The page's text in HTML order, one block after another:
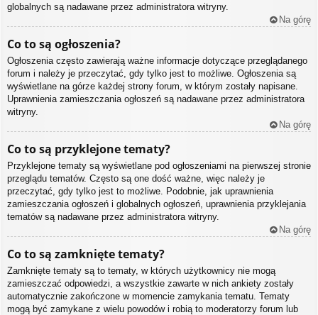
globalnych są nadawane przez administratora witryny.
Na górę
Co to są ogłoszenia?
Ogłoszenia często zawierają ważne informacje dotyczące przeglądanego
forum i należy je przeczytać, gdy tylko jest to możliwe. Ogłoszenia są
wyświetlane na górze każdej strony forum, w którym zostały napisane.
Uprawnienia zamieszczania ogłoszeń są nadawane przez administratora
witryny.
Na górę
Co to są przyklejone tematy?
Przyklejone tematy są wyświetlane pod ogłoszeniami na pierwszej stronie
przeglądu tematów. Często są one dość ważne, więc należy je
przeczytać, gdy tylko jest to możliwe. Podobnie, jak uprawnienia
zamieszczania ogłoszeń i globalnych ogłoszeń, uprawnienia przyklejania
tematów są nadawane przez administratora witryny.
Na górę
Co to są zamknięte tematy?
Zamknięte tematy są to tematy, w których użytkownicy nie mogą
zamieszczać odpowiedzi, a wszystkie zawarte w nich ankiety zostały
automatycznie zakończone w momencie zamykania tematu. Tematy
mogą być zamykane z wielu powodów i robią to moderatorzy forum lub